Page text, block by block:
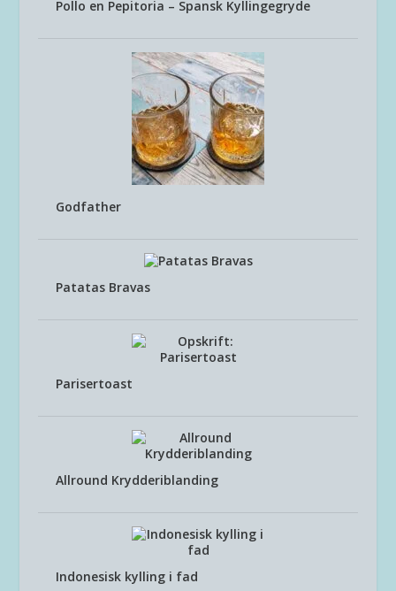
Pollo en Pepitoria – Spansk Kyllingegryde
Godfather
Patatas Bravas
Parisertoast
Allround Krydderiblanding
Indonesisk kylling i fad